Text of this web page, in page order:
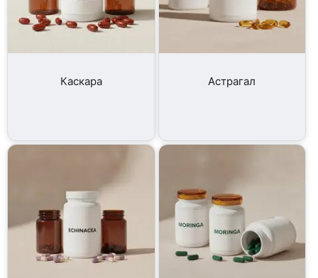
Каскара Астрагал